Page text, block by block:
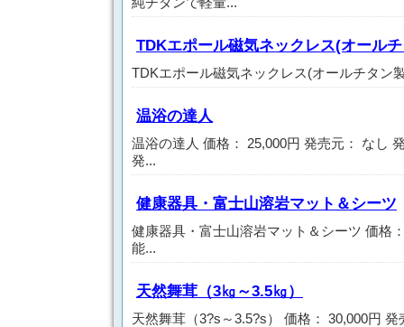
TDKエポール磁気ネックレス(オール
TDKエポール磁気ネックレス(オールチタン
温浴の達人
温浴の達人 価格： 25,000円 発売元： なし
発...
健康器具・富士山溶岩マット＆シーツ
健康器具・富士山溶岩マット＆シーツ 価格
能...
天然舞茸（3㎏～3.5㎏）
天然舞茸（3?s～3.5?s） 価格： 30,000円